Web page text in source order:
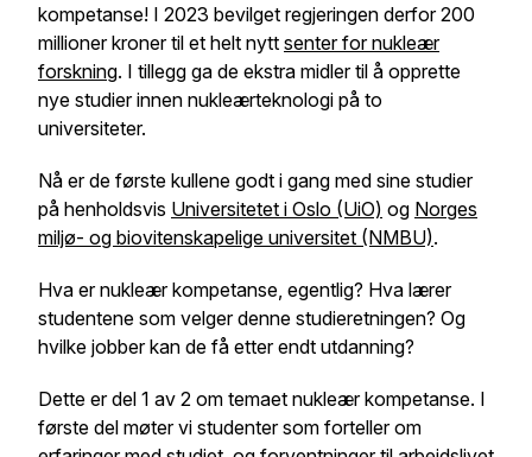
kompetanse! I 2023 bevilget regjeringen derfor 200
millioner kroner til et helt nytt senter for nukleær
forskning. I tillegg ga de ekstra midler til å opprette
nye studier innen nukleærteknologi på to
universiteter.
Nå er de første kullene godt i gang med sine studier
på henholdsvis Universitetet i Oslo (UiO) og Norges
miljø- og biovitenskapelige universitet (NMBU).
Hva er nukleær kompetanse, egentlig? Hva lærer
studentene som velger denne studieretningen? Og
hvilke jobber kan de få etter endt utdanning?
Dette er del 1 av 2 om temaet nukleær kompetanse. I
første del møter vi studenter som forteller om